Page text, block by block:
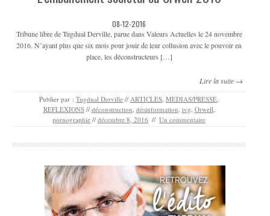
08-12-2016
Tribune libre de Tugdual Derville, parue dans Valeurs Actuelles le 24 novembre
2016. N’ayant plus que six mois pour jouir de leur collusion avec le pouvoir en
place, les déconstructeurs […]
Lire la suite →
Publier par : Tugdual Derville // ARTICLES MEDIAS/PRESSE
REFLEXIONS // déconstruction désinformation ivg Orwell
pornographie // décembre 8, 2016 // Un commentaire